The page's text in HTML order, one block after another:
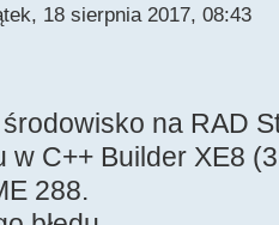
18 sierpnia 2017, 08:43
środowisko na RAD
w C++ Builder XE8
288.